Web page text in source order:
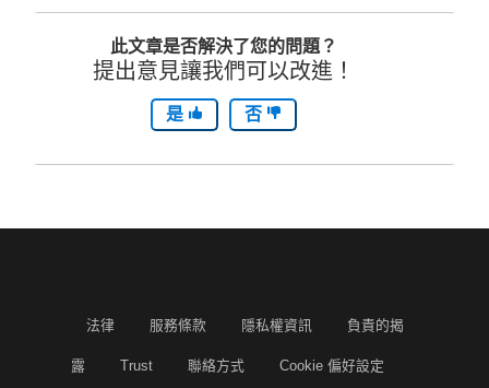
此文章是否解決了您的問題？
提出意見讓我們可以改進！
是 否
法律 服務條款 隱私權資訊 負責的揭
露 Trust 聯絡方式 Cookie 偏好設定